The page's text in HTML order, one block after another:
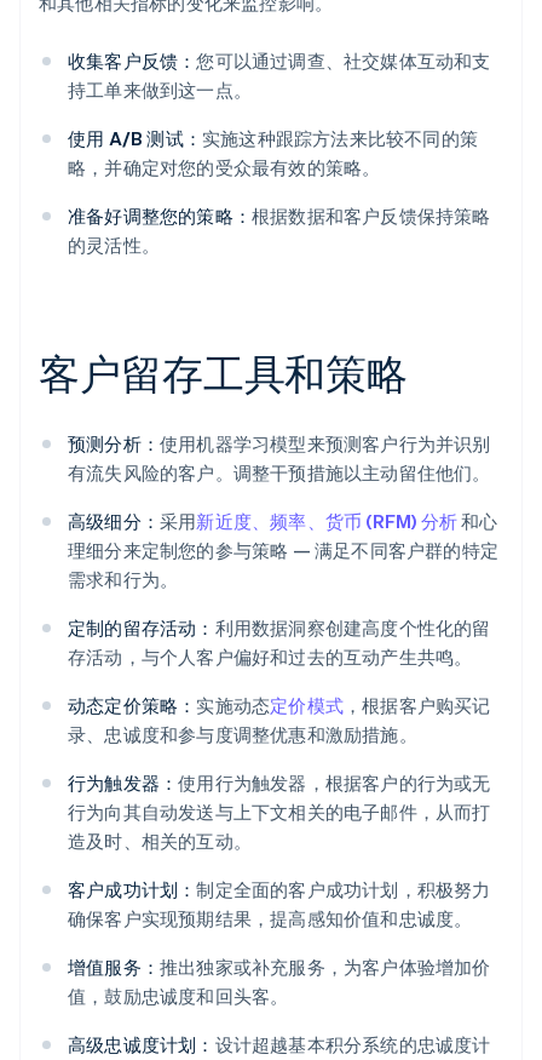
收集客户反馈：您可以通过调查、社交媒体互动和支
持工单来做到这一点。
使用 A/B 测试： 实施这种跟踪方法来比较不同的策
略，并确定对您的受众最有效的策略。
准备好调整您的策略： 根据数据和客户反馈保持策略
的灵活性。
客户留存工具和策略
预测分析： 使用机器学习模型来预测客户行为并识别
有流失风险的客户。调整干预措施以主动留住他们。
高级细分： 采用新近度、频率、货币 (RFM) 分析和心
理细分来定制您的参与策略 — 满足不同客户群的特定
需求和行为。
定制的留存活动： 利用数据洞察创建高度个性化的留
存活动，与个人客户偏好和过去的互动产生共鸣。
动态定价策略： 实施动态定价模式 ，根据客户购买记
录、忠诚度和参与度调整优惠和激励措施。
行为触发器：使用行为触发器，根据客户的行为或无
行为向其自动发送与上下文相关的电子邮件，从而打
造及时、相关的互动。
客户成功计划：制定全面的客户成功计划，积极努力
确保客户实现预期结果，提高感知价值和忠诚度。
增值服务： 推出独家或补充服务，为客户体验增加价
值，鼓励忠诚度和回头客。
高级忠诚度计划： 设计超越基本积分系统的忠诚度计